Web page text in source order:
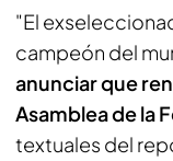
"El
campeón del
anunciar que
Asamblea de la
textuales del